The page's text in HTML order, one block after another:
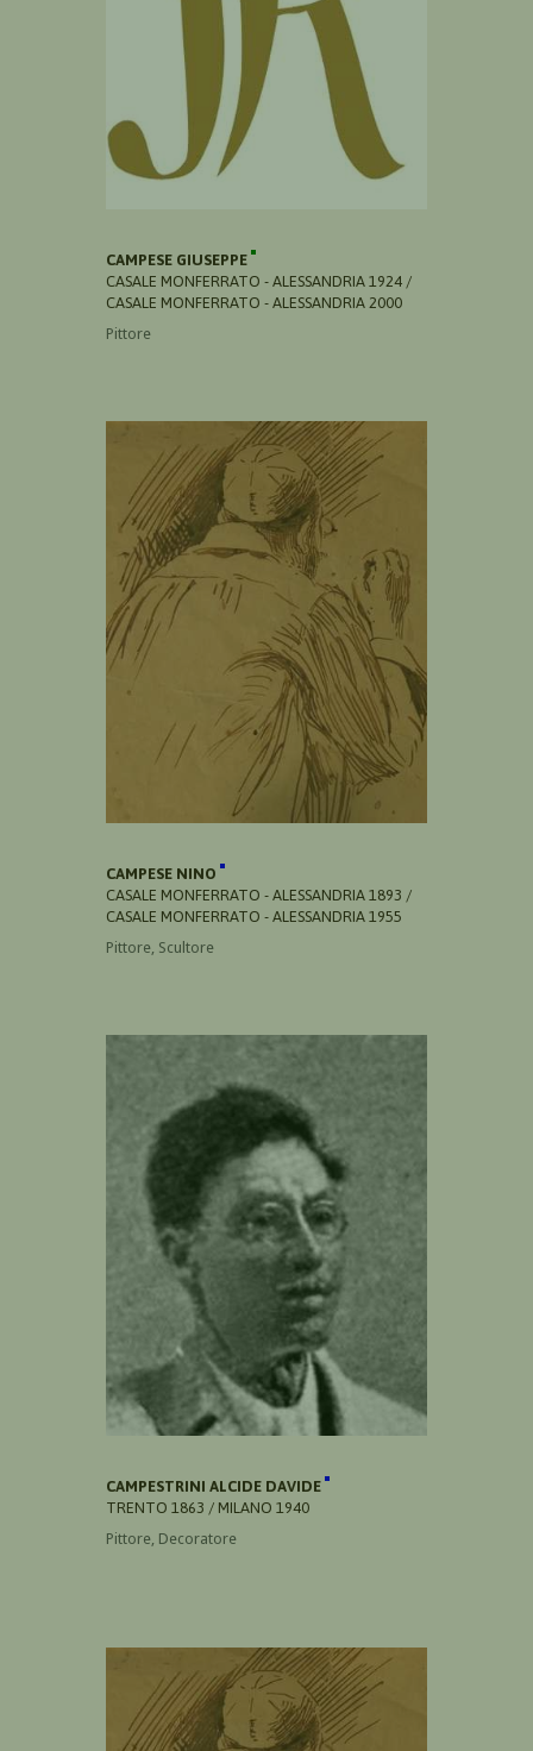
CAMPESE GIUSEPPE
CASALE MONFERRATO - ALESSANDRIA 1924 /
CASALE MONFERRATO - ALESSANDRIA 2000
Pittore
CAMPESE NINO
CASALE MONFERRATO - ALESSANDRIA 1893 /
CASALE MONFERRATO - ALESSANDRIA 1955
Pittore, Scultore
CAMPESTRINI ALCIDE DAVIDE
TRENTO 1863 / MILANO 1940
Pittore, Decoratore